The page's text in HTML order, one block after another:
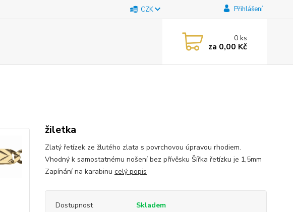
CZK Přihlášení
0ks
za 0,00 Kč
žiletka
Zlatý řetízek ze žlutého zlata s povrchovou úpravou rhodiem.
Vhodný k samostatnému nošení bez přívěsku Šířka řetízku je 1,5mm
Zapínání na karabinu celý popis
Dostupnost
Skladem